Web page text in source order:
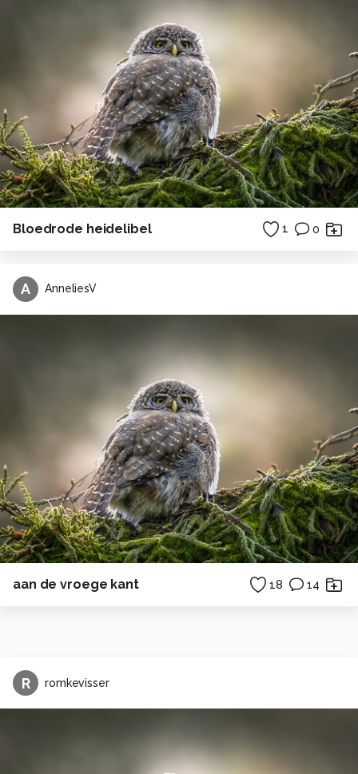
Bloedrode heidelibel 1 0
A AnneliesV
aan de vroege kant 18 14
R romkevisser